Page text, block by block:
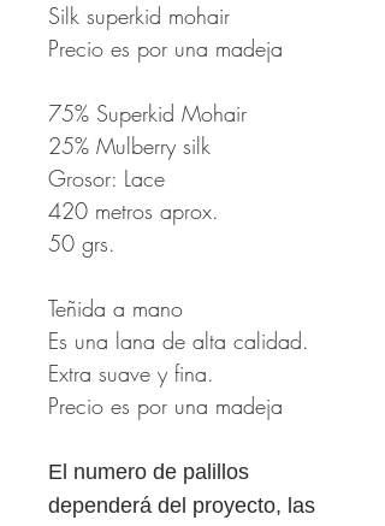
Silk superkid mohair
Precio es por una madeja
75% Superkid Mohair
25% Mulberry silk
Grosor: Lace
420 metros aprox.
50 grs.
Teñida a mano
Es una lana de alta calidad.
Extra suave y fina.
Precio es por una madeja
El numero de palillos
dependerá del proyecto, las